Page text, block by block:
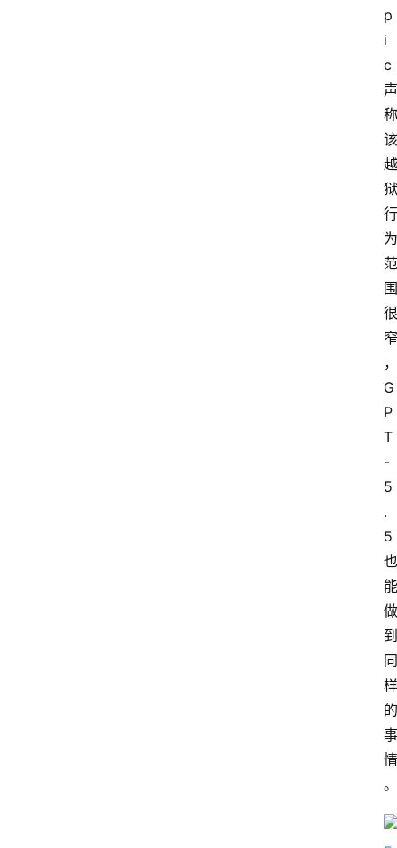
p
i
c
声
称
该
越
狱
行
为
范
围
很
窄
，
G
P
T
-
5
.
5
也
能
做
到
同
样
的
事
情
。